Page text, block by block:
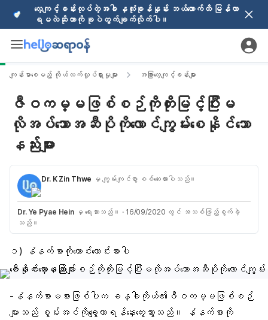
လေ့ကျင့်ခန်းလုပ်တဲ့အခါ နှလုံးခုန်နှုန်း ဘယ်လောက်ထိ မြန်လာ
ရမလဲဆိုတာကို ခုပဲတွက်ချက်လိုက်ပါ။
ကျန်းမာစေမည့် ကိုယ်လက်လှုပ်ရှားမှုများ အခြားလေ့ကျင့်ခန်းများ
ဇီဝကမ္မဖြစ်စဉ်ကိုတိုးမြင့်ပြီးမ
လိုအပ်သောအဆီပိုကိုလောင်ကျွမ်းစေနိုင်သော
နည်းများ
Dr. K Zin Thwe မှ ကျွမ်းကျင်စွာ စစ်ဆေးထားပါသည်။
Dr. Ye Pyae Hein မှ ရေးသားသည်။ · 16/09/2020 တွင် အသစ်ဖြည့်စွက်ခဲ့
သည်။
၁) နံနက်စာကိုကောင်းကောင်းစားပါ
-နံနက်စာမစားဖြစ်ပါက ခန္ဓါကိုယ်၏ဇီဝကမ္မဖြစ်စဉ်
များသည် စွမ်းအင်ကိုချွေတာရန်နှေးကွေးသွားသည်။ နံနက်စာကို